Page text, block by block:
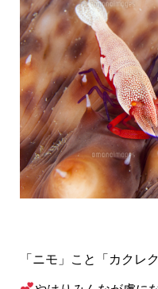
「ニモ」こと「カクレ